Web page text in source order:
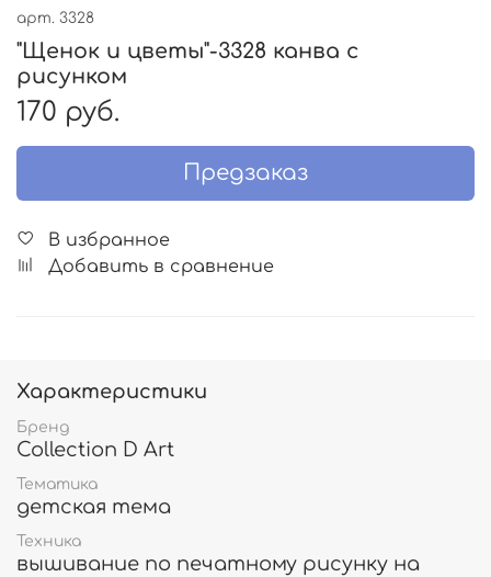
арт. 3328
"Щенок и цветы"-3328 канва с
рисунком
170 руб.
Предзаказ
В избранное
Добавить в сравнение
Характеристики
Бренд
Collection D Art
Тематика
детская тема
Техника
вышивание по печатному рисунку на